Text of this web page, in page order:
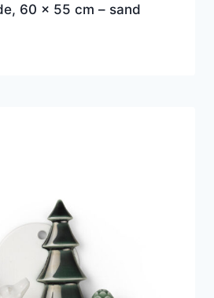
60 x 55 cm – sand